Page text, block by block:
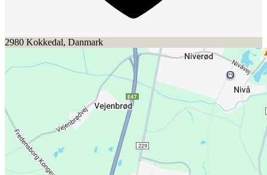
2980 Kokkedal, Danmark